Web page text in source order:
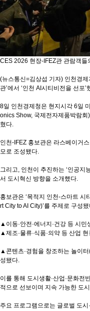
CES 2026 현장-IFEZ관 관람객
(뉴스통신=김상섭 기자) 인천경
관’에서 ‘인천 AI시티비전을 선포’
8일 인천경제청은 현지시각 6일
onics Show, 국제전자제품박람회
혔다.
인천-IFEZ 홍보관은 라스베이거
모로 조성됐다.
그리고, 인천이 추진하는 ‘인공지
서 도시혁신 방향을 소개했다.
홍보관은 ‘목적지 인천-스마트
rt City to AI City)’를 주제로 구성
▲이동·안전·에너지·건강 등 시
▲제조·물류·식품·의약 등 산업
▲콘텐츠·경험을 창조하는 놀이
성됐다.
이를 통해 도시생활·산업·문화전
적으로 선보이며 지속 가능한 도
주요 프로그램으로는 글로벌 도시